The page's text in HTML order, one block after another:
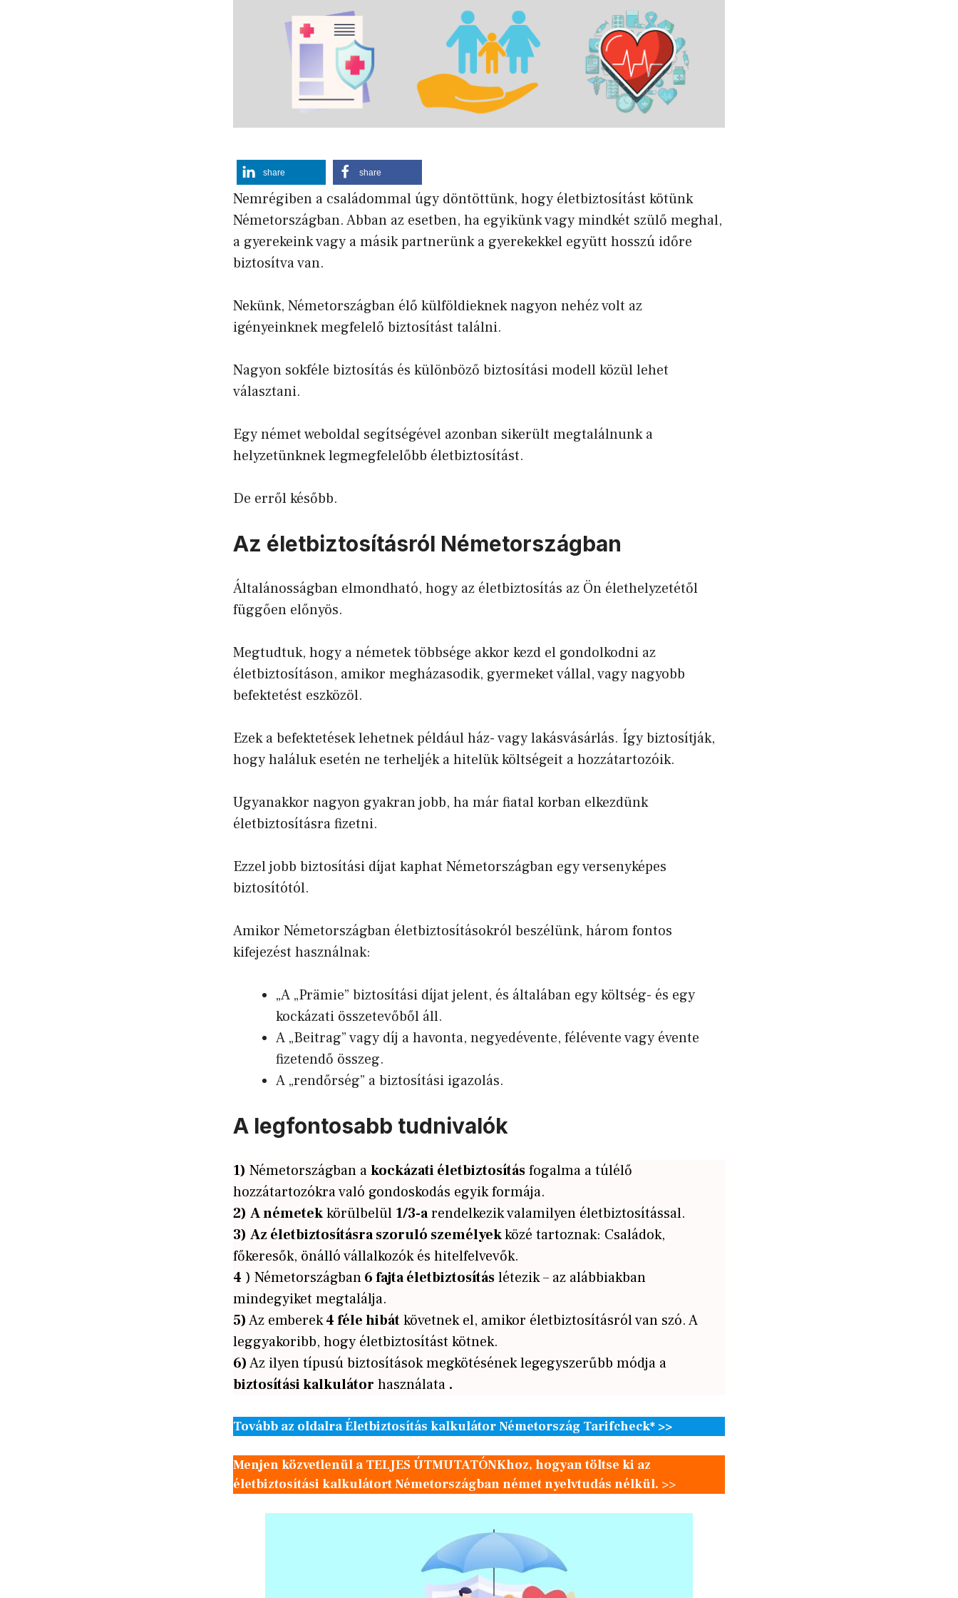
share share
Nemrégiben a családommal úgy döntöttünk, hogy életbiztosítást kötünk
Németországban. Abban az esetben, ha egyikünk vagy mindkét szülő meghal,
a gyerekeink vagy a másik partnerünk a gyerekekkel együtt hosszú időre
biztosítva van.
Nekünk, Németországban élő külföldieknek nagyon nehéz volt az
igényeinknek megfelelő biztosítást találni.
Nagyon sokféle biztosítás és különböző biztosítási modell közül lehet
választani.
Egy német weboldal segítségével azonban sikerült megtalálnunk a
helyzetünknek legmegfelelőbb életbiztosítást.
De erről később.
Az életbiztosításról Németországban
Általánosságban elmondható, hogy az életbiztosítás az Ön élethelyzetétől
függően előnyös.
Megtudtuk, hogy a németek többsége akkor kezd el gondolkodni az
életbiztosításon, amikor megházasodik, gyermeket vállal, vagy nagyobb
befektetést eszközöl.
Ezek a befektetések lehetnek például ház- vagy lakásvásárlás. Így biztosítják,
hogy haláluk esetén ne terheljék a hitelük költségeit a hozzátartozóik.
Ugyanakkor nagyon gyakran jobb, ha már fiatal korban elkezdünk
életbiztosításra fizetni.
Ezzel jobb biztosítási díjat kaphat Németországban egy versenyképes
biztosítótól.
Amikor Németországban életbiztosításokról beszélünk, három fontos
kifejezést használnak:
„A „Prämie” biztosítási díjat jelent, és általában egy költség- és egy
kockázati összetevőből áll.
A „Beitrag” vagy díj a havonta, negyedévente, félévente vagy évente
fizetendő összeg.
A „rendőrség” a biztosítási igazolás.
A legfontosabb tudnivalók
1) Németországban akockázati életbiztosításfogalma a túlélő
hozzátartozókra való gondoskodás egyik formája.
2) A németekkörülbelül 1/3-arendelkezik valamilyen életbiztosítással.
3) Az életbiztosításra szoruló személyekközé tartoznak: Családok,
főkeresők, önálló vállalkozók és hitelfelvevők.
4 ) Németországban6 fajta életbiztosításlétezik – az alábbiakban
mindegyiket megtalálja.
5)Az emberek4 féle hibátkövetnek el, amikor életbiztosításról van szó. A
leggyakoribb, hogy életbiztosítást kötnek.
6)Az ilyen típusú biztosítások megkötésének legegyszerűbb módja a
biztosítási kalkulátor használata .
Tovább az oldalra Életbiztosítás kalkulátor Németország Tarifcheck* >>
Menjen közvetlenül a TELJES ÚTMUTATÓNKhoz, hogyan töltse ki az
életbiztosítási kalkulátort Németországban német nyelvtudás nélkül. >>